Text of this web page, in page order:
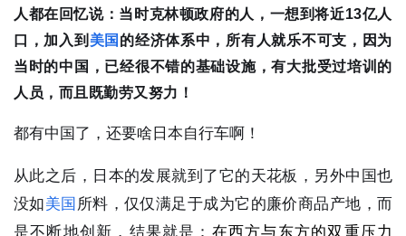
人都在回忆说： 当时克林顿政府的人，一想到将近13亿人
口，加入到 美国 的经济体系中，所有人就乐不可支，因为
当时的中国，已经很不错的基础设施，有大批受过培训的
人员，而且既勤劳又努力！
都有中国了，还要啥日本自行车啊！
从此之后，日本的发展就到了它的天花板，另外中国也
没如美国 所料，仅仅满足于成为它的廉价商品产地，而
是不断地创新，结果就是： 在西方与东方的双重压力